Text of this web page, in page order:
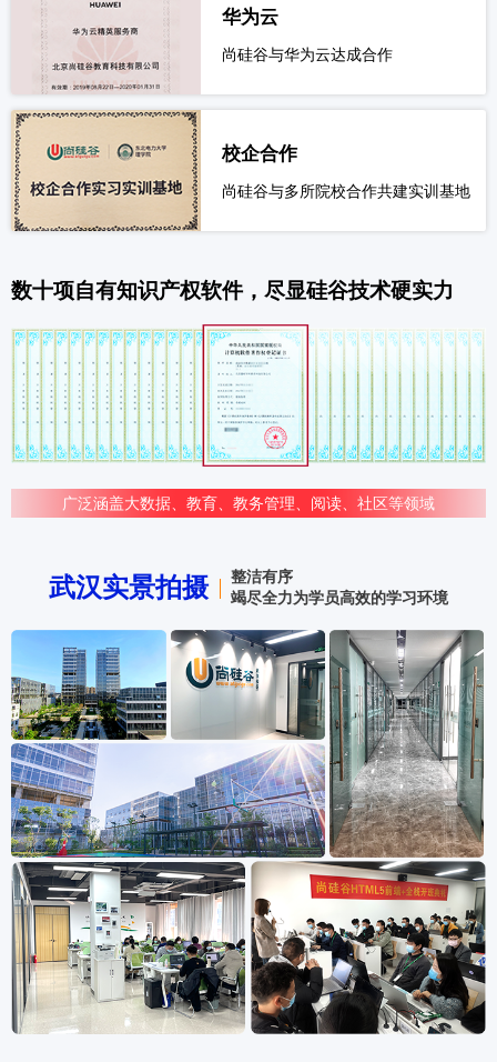
华为云
尚硅谷与华为云达成合作
校企合作
尚硅谷与多所院校合作共建实训基地
数十项自有知识产权软件，尽显硅谷技术硬实力
广泛涵盖大数据、教育、教务管理、阅读、社区等领域
武汉实景拍摄
整洁有序
竭尽全力为学员高效的学习环境